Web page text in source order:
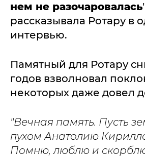
нем не разочаровалась
рассказывала Ротару в
интервью.
Памятный для Ротару
годов взволновал
некоторых даже довел
"Вечная память. Пусть
пухом Анатолию
Помню, люблю и